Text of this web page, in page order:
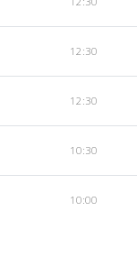
12:30
12:30
10:30
10:00